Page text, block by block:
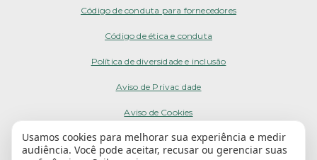
Código de conduta para fornecedores
Código de ética e conduta
Política de diversidade e inclusão
Aviso de Privacidade
Aviso de Cookies
Termos de Uso
Usamos cookies para melhorar sua experiência e medir
audiência. Você pode aceitar, recusar ou gerenciar suas